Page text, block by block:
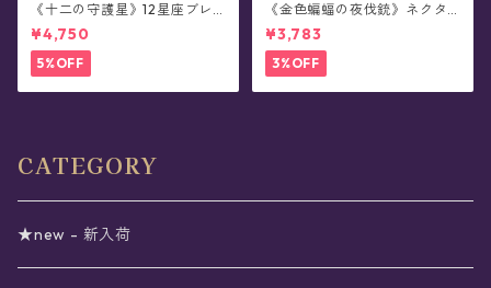
《十二の守護星》12星座ブレ
スレット
¥4,750
5%OFF
《金色蝙蝠の夜伐銃》ネクタ
イ
¥3,783
3%OFF
CATEGORY
★new - 新入荷